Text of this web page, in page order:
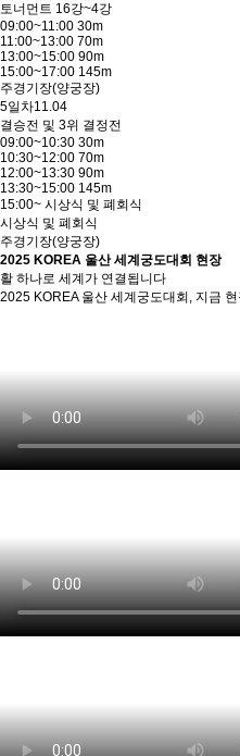
토너먼트 16강~4강
09:00~11:00 30m
11:00~13:00 70m
13:00~15:00 90m
15:00~17:00 145m
주경기장(양궁장)
5일차11.04
결승전 및 3위 결정전
09:00~10:30 30m
10:30~12:00 70m
12:00~13:30 90m
13:30~15:00 145m
15:00~ 시상식 및 폐회식
시상식 및 폐회식
주경기장(양궁장)
2025 KOREA 울산 세계궁도대회 현장
활 하나로 세계가 연결됩니다
2025 KOREA 울산 세계궁도대회, 지금